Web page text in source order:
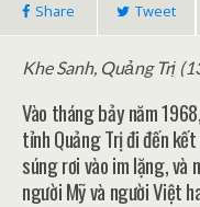
Share Tweet
Khe Sanh, Quảng Trị
Vào tháng bảy năm
tỉnh Quảng Trị đi đến
súng rơi vào im lặng, và
người Mỹ và người Việt